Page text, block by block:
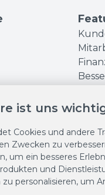
ist uns
Cookies und andere
Zwecken zu
, um ein besseres
und
personalisieren, um
24/7